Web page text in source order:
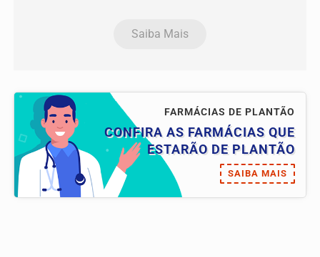
Saiba Mais
FARMÁCIAS DE PLANTÃO
CONFIRA AS FARMÁCIAS QUE
ESTARÃO DE PLANTÃO
SAIBA MAIS